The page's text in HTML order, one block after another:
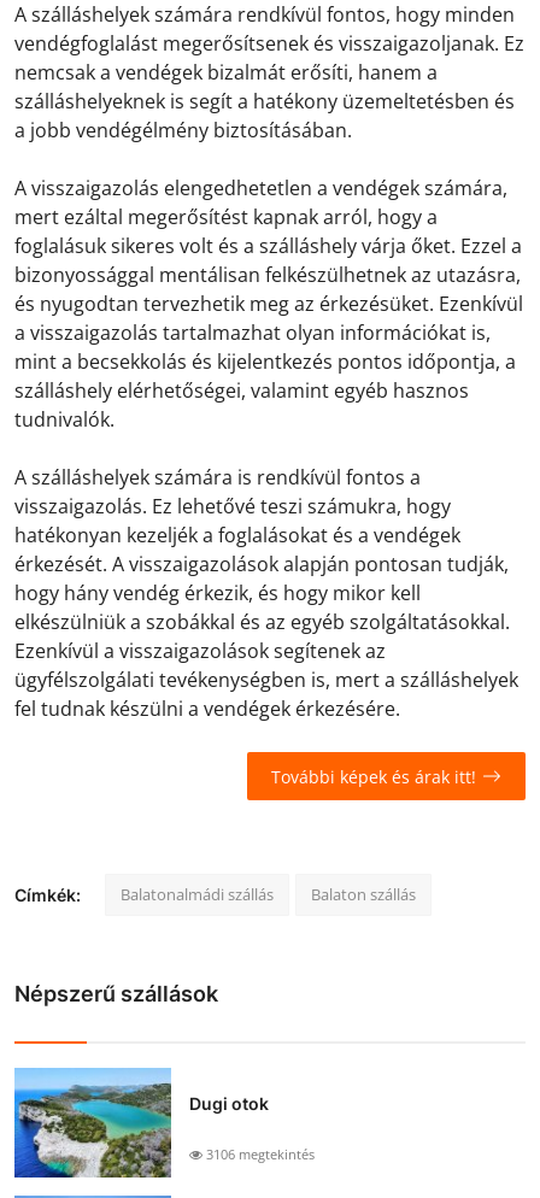
A szálláshelyek számára rendkívül fontos, hogy minden
vendégfoglalást megerősítsenek és visszaigazoljanak. Ez
nemcsak a vendégek bizalmát erősíti, hanem a
szálláshelyeknek is segít a hatékony üzemeltetésben és
a jobb vendégélmény biztosításában.
A visszaigazolás elengedhetetlen a vendégek számára,
mert ezáltal megerősítést kapnak arról, hogy a
foglalásuk sikeres volt és a szálláshely várja őket. Ezzel a
bizonyossággal mentálisan felkészülhetnek az utazásra,
és nyugodtan tervezhetik meg az érkezésüket. Ezenkívül
a visszaigazolás tartalmazhat olyan információkat is,
mint a becsekkolás és kijelentkezés pontos időpontja, a
szálláshely elérhetőségei, valamint egyéb hasznos
tudnivalók.
A szálláshelyek számára is rendkívül fontos a
visszaigazolás. Ez lehetővé teszi számukra, hogy
hatékonyan kezeljék a foglalásokat és a vendégek
érkezését. A visszaigazolások alapján pontosan tudják,
hogy hány vendég érkezik, és hogy mikor kell
elkészülniük a szobákkal és az egyéb szolgáltatásokkal.
Ezenkívül a visszaigazolások segítenek az
ügyfélszolgálati tevékenységben is, mert a szálláshelyek
fel tudnak készülni a vendégek érkezésére.
További képek és árak itt!
Címkék: Balatonalmádi szállás Balaton szállás
Népszerű szállások
Dugi otok
3106 megtekintés